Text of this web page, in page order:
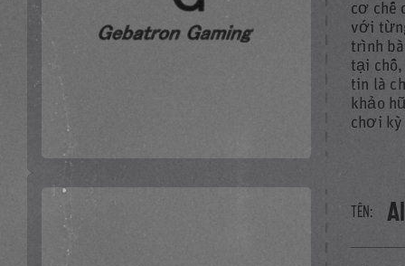
cơ chế
với
trình
tại chỗ,
tin là
khảo
chơi
Liên kết
TÊN: